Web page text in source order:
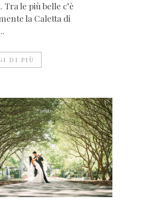
Tra le più belle c’è
la Caletta di
DI PIÙ